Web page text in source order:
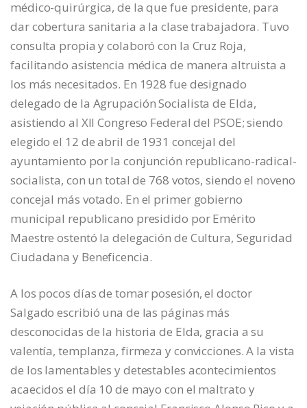
médico-quirúrgica, de la que fue presidente, para
dar cobertura sanitaria a la clase trabajadora. Tuvo
consulta propia y colaboró con la Cruz Roja,
facilitando asistencia médica de manera altruista a
los más necesitados. En 1928 fue designado
delegado de la Agrupación Socialista de Elda,
asistiendo al XII Congreso Federal del PSOE; siendo
elegido el 12 de abril de 1931 concejal del
ayuntamiento por la conjunción republicano-radical-
socialista, con un total de 768 votos, siendo el noveno
concejal más votado. En el primer gobierno
municipal republicano presidido por Emérito
Maestre ostentó la delegación de Cultura, Seguridad
Ciudadana y Beneficencia.
A los pocos días de tomar posesión, el doctor
Salgado escribió una de las páginas más
desconocidas de la historia de Elda, gracia a su
valentía, templanza, firmeza y convicciones. A la vista
de los lamentables y detestables acontecimientos
acaecidos el día 10 de mayo con el maltrato y